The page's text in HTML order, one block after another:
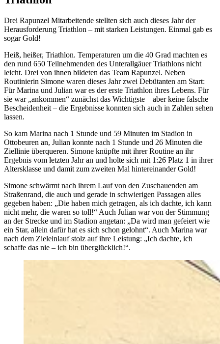
Drei Rapunzel Mitarbeitende stellten sich auch dieses Jahr der
Herausforderung Triathlon – mit starken Leistungen. Einmal gab es
sogar Gold!
Heiß, heißer, Triathlon. Temperaturen um die 40 Grad machten es
den rund 650 Teilnehmenden des Unterallgäuer Triathlons nicht
leicht. Drei von ihnen bildeten das Team Rapunzel. Neben
Routinierin Simone waren dieses Jahr zwei Debütanten am Start:
Für Marina und Julian war es der erste Triathlon ihres Lebens. Für
sie war „ankommen“ zunächst das Wichtigste – aber keine falsche
Bescheidenheit – die Ergebnisse konnten sich auch in Zahlen sehen
lassen.
So kam Marina nach 1 Stunde und 59 Minuten im Stadion in
Ottobeuren an, Julian konnte nach 1 Stunde und 26 Minuten die
Ziellinie überqueren. Simone knüpfte mit ihrer Routine an ihr
Ergebnis vom letzten Jahr an und holte sich mit 1:26 Platz 1 in ihrer
Altersklasse und damit zum zweiten Mal hintereinander Gold!
Simone schwärmt nach ihrem Lauf von den Zuschauenden am
Straßenrand, die auch und gerade in schwierigen Passagen alles
gegeben haben: „Die haben mich getragen, als ich dachte, ich kann
nicht mehr, die waren so toll!“ Auch Julian war von der Stimmung
an der Strecke und im Stadion angetan: „Da wird man gefeiert wie
ein Star, allein dafür hat es sich schon gelohnt“. Auch Marina war
nach dem Zieleinlauf stolz auf ihre Leistung: „Ich dachte, ich
schaffe das nie – ich bin überglücklich!“.